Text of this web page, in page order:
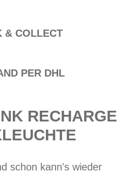
& COLLECT
PER DHL
RECHARGE
schon kann's wieder